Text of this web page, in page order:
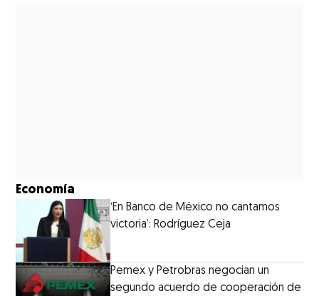
Economía
‘En Banco de México no cantamos
victoria’: Rodríguez Ceja
Pemex y Petrobras negocian un
segundo acuerdo de cooperación de